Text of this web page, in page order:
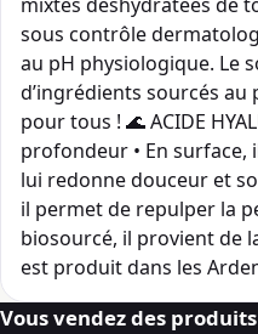
sous contrôle
au pH physiologique. Le
d’ingrédients sourcés au
pour tous ! 🌊 ACIDE
profondeur • En surface,
lui redonne douceur et
il permet de repulper la
biosourcé, il provient de
est produit dans les
Vous vendez des produits